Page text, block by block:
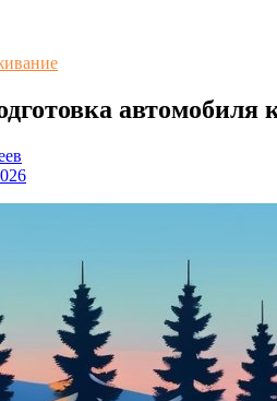
автомобиля